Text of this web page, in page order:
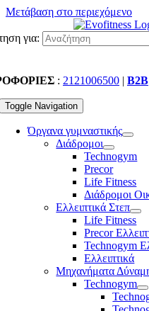
Μετάβαση στο περιεχόμενο
για:
: 2121006500 | B2B
Toggle Navigation
Όργανα γυμναστικής
Διάδρομοι
Technogym
Precor
Life Fitness
Διάδρομοι
Ελλειπτικά Στεπ
Life Fitness
Precor
Technogym
Ελλειπτικά
Μηχανήματα
Technogym